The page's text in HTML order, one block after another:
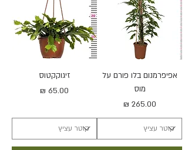
אפיפרמנום בלו פורם על
מוס
מחיר
זיגוקקטוס
מחיר